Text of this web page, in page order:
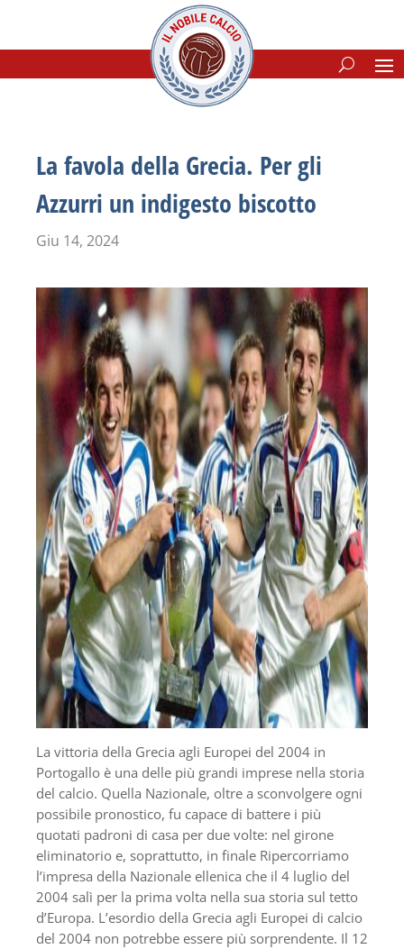
La favola della Grecia. Per gli
Azzurri un indigesto biscotto
Giu 14, 2024
La vittoria della Grecia agli Europei del 2004 in
Portogallo è una delle più grandi imprese nella storia
del calcio. Quella Nazionale, oltre a sconvolgere ogni
possibile pronostico, fu capace di battere i più
quotati padroni di casa per due volte: nel girone
eliminatorio e, soprattutto, in finale Ripercorriamo
l’impresa della Nazionale ellenica che il 4 luglio del
2004 salì per la prima volta nella sua storia sul tetto
d’Europa. L’esordio della Grecia agli Europei di calcio
del 2004 non potrebbe essere più sorprendente. Il 12